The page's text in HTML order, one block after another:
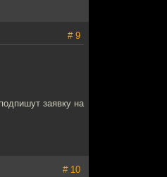
# 9
заявку на
# 10